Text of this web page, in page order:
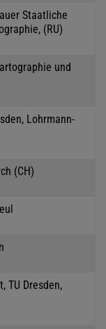
Staatliche
(RU)
und
Lohrmann-
(CH)
TU Dresden,